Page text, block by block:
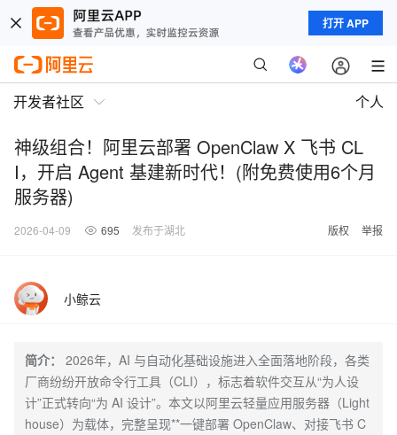
打开 APP
开发者社区 个人
神级组合！阿里云部署 OpenClaw X 飞书 CL
I，开启 Agent 基建新时代！(附免费使用6个月
服务器)
2026-04-09 695 发布于湖北 版权 举报
小鲸云
简介：
2026年，AI 与自动化基础设施进入全面落地阶段，各类
厂商纷纷开放命令行工具（CLI），标志着软件交互从“为人设
计”正式转向“为 AI 设计”。本文以阿里云轻量应用服务器（Light
house）为载体，完整呈现**一键部署 OpenClaw、对接飞书 C